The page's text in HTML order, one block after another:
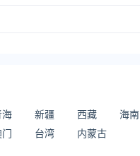
海 新疆 西藏 海南
台湾 内蒙古